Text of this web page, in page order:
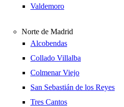
Valdemoro
Norte de Madrid
Alcobendas
Collado Villalba
Colmenar Viejo
San Sebastián de los Reyes
Tres Cantos